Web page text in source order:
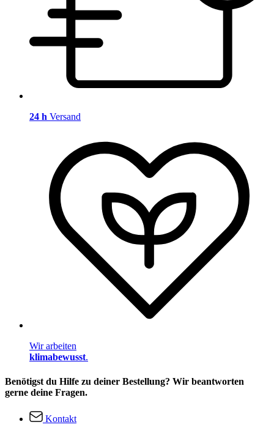
24 h Versand
Wir arbeiten
klimabewusst.
Benötigst du Hilfe zu deiner Bestellung? Wir beantworten
gerne deine Fragen.
Kontakt